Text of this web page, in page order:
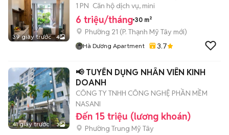
39 giây trước 4
Ngã Tư Hàng Xanh✅
1 PN Căn hộ dịch vụ, mini
6 triệu/tháng 30 m²
Phường 21 (P. Thạnh Mỹ Tây mới)
Hà Dương Apartment 3.7
41 giây trước 3
📢 TUYỂN DỤNG NHÂN VIÊN KINH
DOANH
CÔNG TY TNHH CÔNG NGHỆ PHẦN MỀM
NASANI
Đến 15 triệu (lương khoán)
Phường Trung Mỹ Tây